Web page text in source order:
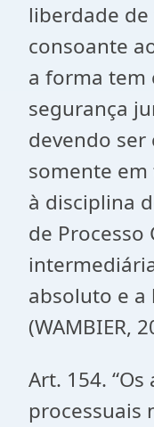
liberdade
consoante
a forma tem
segurança
devendo ser
somente
à disciplina
de Processo
absoluto e
(WAMBIER,
Art. 154.
processuais